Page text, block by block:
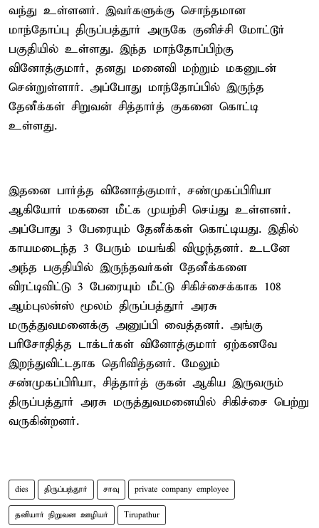
வந்து உள்ளனர். இவர்களுக்கு சொந்தமான
மாந்தோப்பு திருப்பத்தூர் அருகே குனிச்சி மோட்டூர்
பகுதியில் உள்ளது. இந்த மாந்தோப்பிற்கு
வினோத்குமார், தனது மனைவி மற்றும் மகனுடன்
சென்றுள்ளார். அப்போது மாந்தோப்பில் இருந்த
தேனீக்கள் சிறுவன் சித்தார்த் குகனை கொட்டி
உள்ளது.
இதனை பார்த்த வினோத்குமார், சண்முகப்பிரியா
ஆகியோர் மகனை மீட்க முயற்சி செய்து உள்ளனர்.
அப்போது 3 பேரையும் தேனீக்கள் கொட்டியது. இதில்
காயமடைந்த 3 பேரும் மயங்கி விழுந்தனர். உடனே
அந்த பகுதியில் இருந்தவர்கள் தேனீக்களை
விரட்டிவிட்டு 3 பேரையும் மீட்டு சிகிச்சைக்காக 108
ஆம்புலன்ஸ் மூலம் திருப்பத்தூர் அரசு
மருத்துவமனைக்கு அனுப்பி வைத்தனர். அங்கு
பரிசோதித்த டாக்டர்கள் வினோத்குமார் ஏற்கனவே
இறந்துவிட்டதாக தெரிவித்தனர். மேலும்
சண்முகப்பிரியா, சித்தார்த் குகன் ஆகிய இருவரும்
திருப்பத்தூர் அரசு மருத்துவமனையில் சிகிச்சை பெற்று
வருகின்றனர்.
dies திருப்பத்தூர் சாவு private company employee
தனியார் நிறுவன ஊழியர் Tirupathur